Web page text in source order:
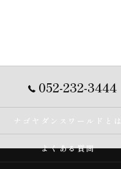
052-232-3444
ナゴヤダンスワールドとは
よくある質問